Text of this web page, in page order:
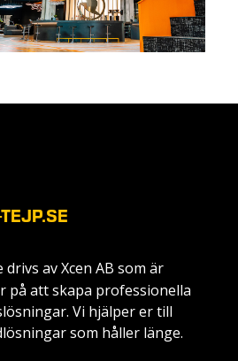
drivs avXcen AB som är
på att skapa professionella
Vi hjälper er till
som håller länge.